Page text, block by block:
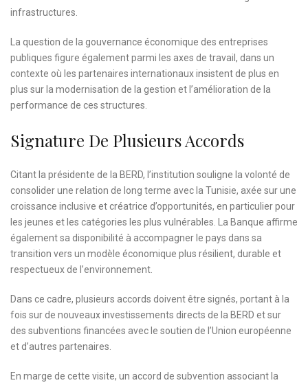
infrastructures.
La question de la gouvernance économique des entreprises
publiques figure également parmi les axes de travail, dans un
contexte où les partenaires internationaux insistent de plus en
plus sur la modernisation de la gestion et l’amélioration de la
performance de ces structures.
Signature De Plusieurs Accords
Citant la présidente de la BERD, l’institution souligne la volonté de
consolider une relation de long terme avec la Tunisie, axée sur une
croissance inclusive et créatrice d’opportunités, en particulier pour
les jeunes et les catégories les plus vulnérables. La Banque affirme
également sa disponibilité à accompagner le pays dans sa
transition vers un modèle économique plus résilient, durable et
respectueux de l’environnement.
Dans ce cadre, plusieurs accords doivent être signés, portant à la
fois sur de nouveaux investissements directs de la BERD et sur
des subventions financées avec le soutien de l’Union européenne
et d’autres partenaires.
En marge de cette visite, un accord de subvention associant la